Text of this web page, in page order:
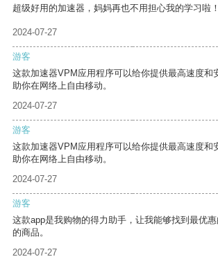
超级好用的加速器，妈妈再也不用担心我的学习啦！
2024-07-27
游客
这款加速器VPM应用程序可以给你提供最高速度和
助你在网络上自由移动。
2024-07-27
游客
这款加速器VPM应用程序可以给你提供最高速度和
助你在网络上自由移动。
2024-07-27
游客
这款app是我购物的得力助手，让我能够找到最优
的商品。
2024-07-27